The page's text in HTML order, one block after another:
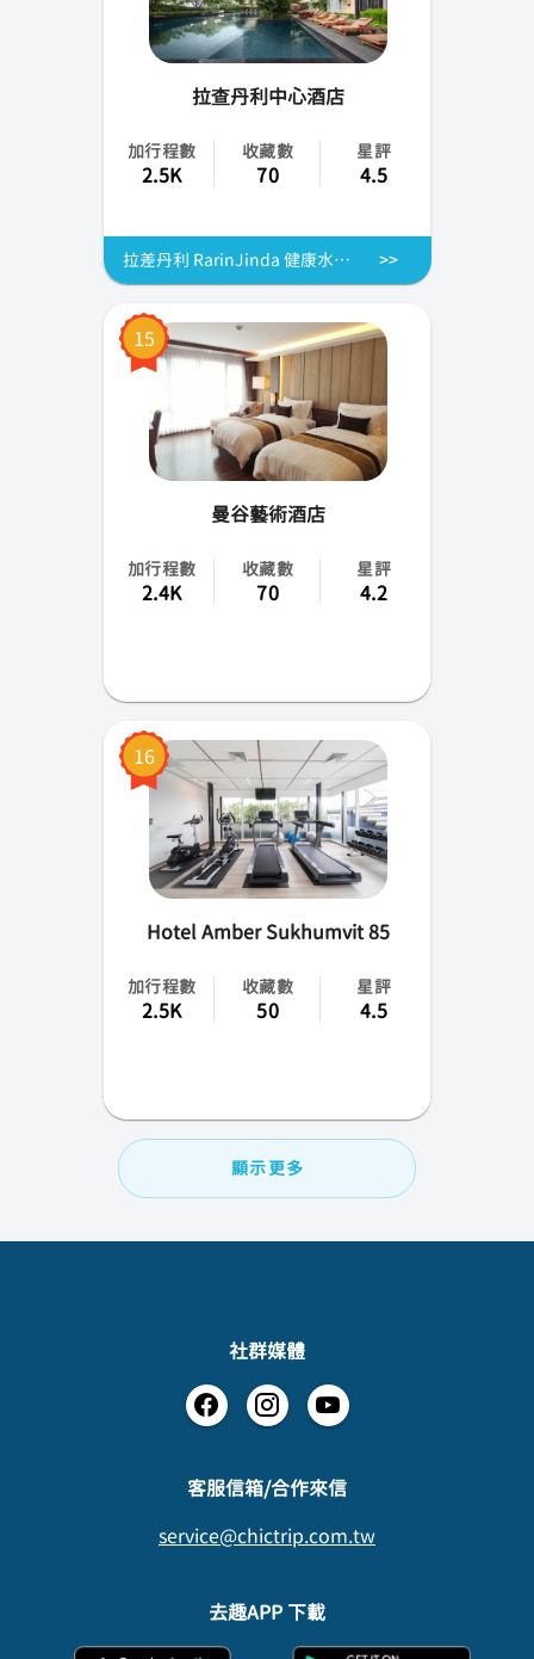
拉查丹利中心酒店
加行程數
2.5K
收藏數
70
星評
4.5
拉差丹利 RarinJinda 健康水療中心 |曼谷
15
曼谷藝術酒店
加行程數
2.4K
收藏數
70
星評
4.2
16
Hotel Amber Sukhumvit 85
加行程數
2.5K
收藏數
50
星評
4.5
顯示更多
社群媒體
​客服信箱/合作來信
service@chictrip.com.tw
去趣APP 下載